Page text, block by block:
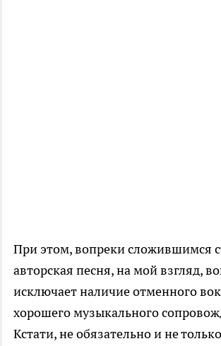
При этом, вопреки сложившимся
авторская песня, на мой взгляд,
исключает наличие отменного
хорошего музыкального
Кстати, не обязательно и не только